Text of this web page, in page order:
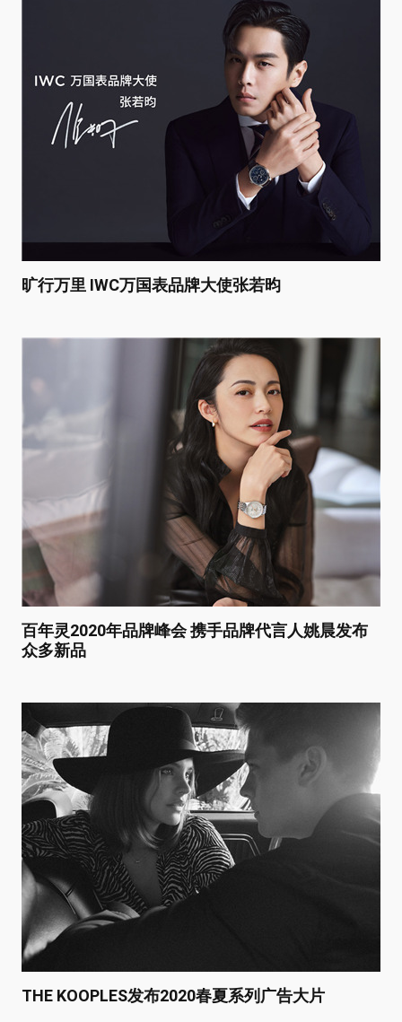
旷行万里 IWC万国表品牌大使张若昀
百年灵2020年品牌峰会 携手品牌代言人姚晨发布
众多新品
THE KOOPLES发布2020春夏系列广告大片